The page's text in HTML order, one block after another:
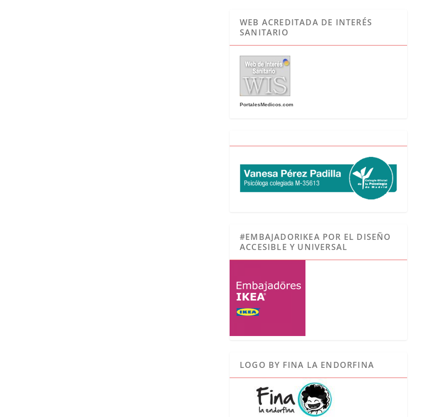
WEB ACREDITADA DE INTERÉS
SANITARIO
PortalesMedicos.com
#EMBAJADORIKEA POR EL DISEÑO
ACCESIBLE Y UNIVERSAL
LOGO BY FINA LA ENDORFINA